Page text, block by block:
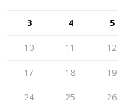
3 4 5
10 11 12
17 18 19
24 25 26